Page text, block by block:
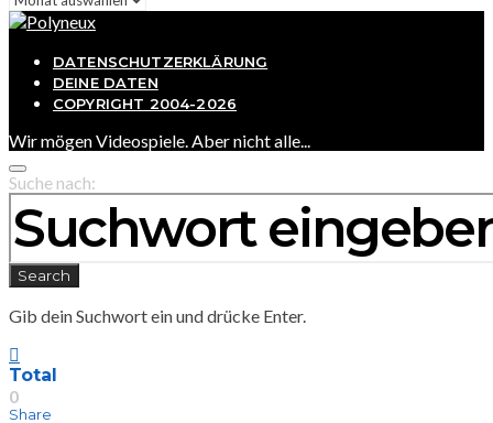
DATENSCHUTZERKLÄRUNG
DEINE DATEN
COPYRIGHT 2004-2026
Wir mögen Videospiele. Aber nicht alle...
Suche nach:
Search
Gib dein Suchwort ein und drücke Enter.
Total
0
Share